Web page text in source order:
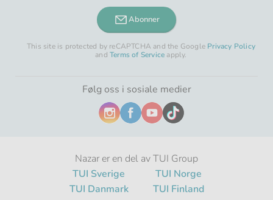
Nazar er en del av TUI Group
TUI Sverige
TUI Norge
TUI Danmark
TUI Finland
Abonner
This site is protected by reCAPTCHA and the Google Privacy Policy
andTerms of Service apply.
Følg oss i sosiale medier